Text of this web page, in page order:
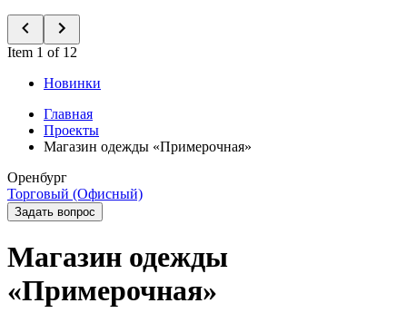
Item 1 of 12
Новинки
Главная
Проекты
Магазин одежды «Примерочная»
Оренбург
Торговый (Офисный)
Задать вопрос
Магазин одежды
«Примерочная»